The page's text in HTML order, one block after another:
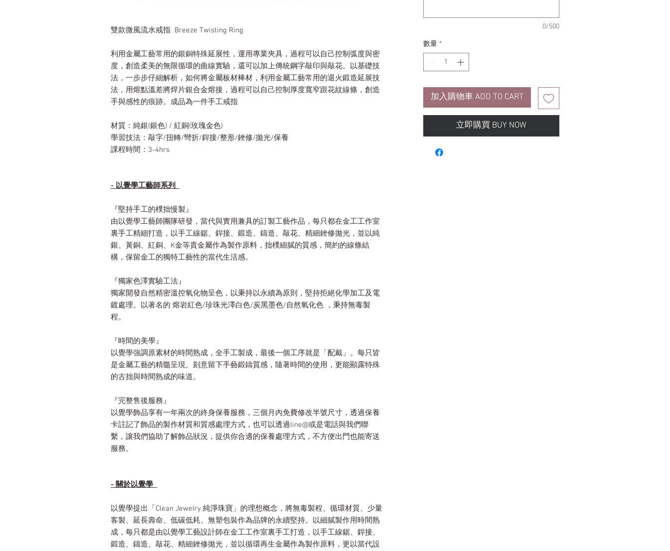
雙款微風流水戒指 Breeze Twisting Ring
利用金屬工藝常用的銀銅特殊延展性，運用專業夾具，過程可以自己控制弧度與密
度，創造柔美的無限循環的曲線實驗，還可以加上傳統鋼字敲印與敲花。以基礎技
法，一步步仔細解析，如何將金屬板材棒材，利用金屬工藝常用的退火鍛造延展技
法，用熔點溫差將焊片銀合金熔接，過程可以自己控制厚度寬窄跟花紋線條，創造
手與感性的痕跡。成品為一件手工戒指
材質：純銀(銀色) / 紅銅(玫瑰金色)
學習技法：敲字/扭轉/彎折/銲接/整形/銼修/拋光/保養
課程時間：3-4hrs
- 以覺學工藝師系列
『堅持手工的樸拙慢製』
由以覺學工藝師團隊研發，當代與實用兼具的訂製工藝作品，每只都在金工工作室
裏手工精細打造，以手工線鋸、銲接、鍛造、鑄造、敲花、精細銼修拋光，並以純
銀、黃銅、紅銅、K金等貴金屬作為製作原料，拙樸細膩的質感，簡約的線條結
構，保留金工的獨特工藝性的當代生活感。
『獨家色澤實驗工法』
獨家開發自然精密溫控氧化物呈色，以秉持以永續為原則，堅持拒絕化學加工及電
鍍處理。以著名的 熔岩紅色/珍珠光澤白色/炭黑墨色/自然氧化色 ，秉持無毒製
程。
『時間的美學』
以覺學強調原素材的時間熟成，全手工製成，最後一個工序就是「配戴」。每只皆
是金屬工藝的精髓呈現。刻意留下手藝鍛鑄質感，隨著時間的使用，更能顯露特殊
的古拙與時間熟成的味道。
『完整售後服務』
以覺學飾品享有一年兩次的終身保養服務，三個月內免費修改半號尺寸，透過保養
卡註記了飾品的製作材質和質感處理方式，也可以透過line@或是電話與我們聯
繫，讓我們協助了解飾品狀況，提供你合適的保養處理方式，不方便出門也能寄送
服務。
- 關於以覺學
以覺學提出「Clean Jewelry 純淨珠寶」的理想概念，將無毒製程、循環材質、少量
客製、延長壽命、低碳低耗、無塑包裝作為品牌的永續堅持。以細膩製作用時間熟
成，每只都是由以覺學工藝設計師在金工工作室裏手工打造，以手工線鋸、銲接、
鍛造、鑄造、敲花、精細銼修拋光，並以循環再生金屬作為製作原料，更以當代設
0/500
數量 *
加入購物車 ADD TO CART
立即購買 BUY NOW